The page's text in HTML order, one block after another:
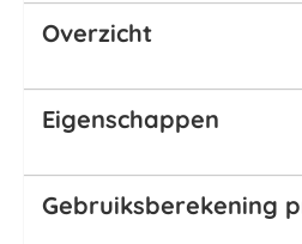
Overzicht
Eigenschappen
Gebruiksberekening